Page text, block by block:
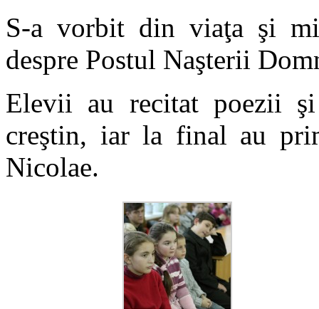
S-a vorbit din viaţa şi
despre Postul Naşterii
Elevii au recitat poezii
creştin, iar la final au
Nicolae.